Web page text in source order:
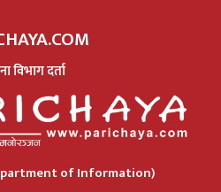
विभाग दर्ता
of Information)